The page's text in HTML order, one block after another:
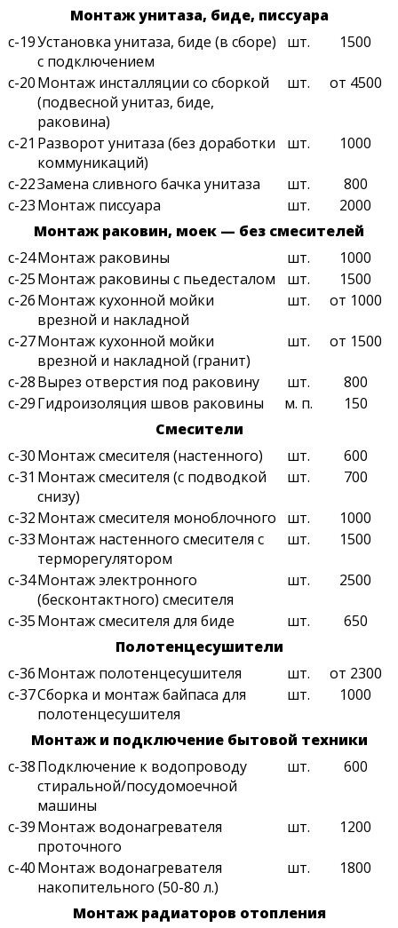
Монтаж унитаза, биде, писсуара
с-19Установка унитаза, биде (в сборе)
с подключением
шт. 1500
с-20Монтаж инсталляции со сборкой
(подвесной унитаз, биде,
раковина)
шт. от 4500
с-21 Разворот унитаза (без доработки
коммуникаций)
шт. 1000
с-22Замена сливного бачка унитаза шт.
800
с-23Монтаж писсуара шт.
2000
Монтаж раковин, моек — без смесителей
с-24Монтаж раковины шт.
1000
с-25Монтаж раковины с пьедесталом шт.
1500
с-26Монтаж кухонной мойки
врезной и накладной
шт. от 1000
с-27Монтаж кухонной мойки
врезной и накладной (гранит)
шт. от 1500
с-28Вырез отверстия под раковину шт.
800
с-29Гидроизоляция швов раковины м. п.
150
Смесители
с-30Монтаж смесителя (настенного) шт.
600
с-31 Монтаж смесителя (с подводкой
снизу)
шт. 700
с-32Монтаж смесителя моноблочного шт.
1000
с-33Монтаж настенного смесителя с
терморегулятором
шт. 1500
с-34Монтаж электронного
(бесконтактного) смесителя
шт. 2500
с-35Монтаж смесителя для биде шт.
650
Полотенцесушители
с-36Монтаж полотенцесушителя шт.
от 2300
с-37Сборка и монтаж байпаса для
полотенцесушителя
шт. 1000
Монтаж и подключение бытовой техники
с-38Подключение к водопроводу
стиральной/посудомоечной
машины
шт. 600
с-39Монтаж водонагревателя
проточного
шт. 1200
с-40Монтаж водонагревателя
накопительного (50-80 л.)
шт. 1800
Монтаж радиаторов отопления